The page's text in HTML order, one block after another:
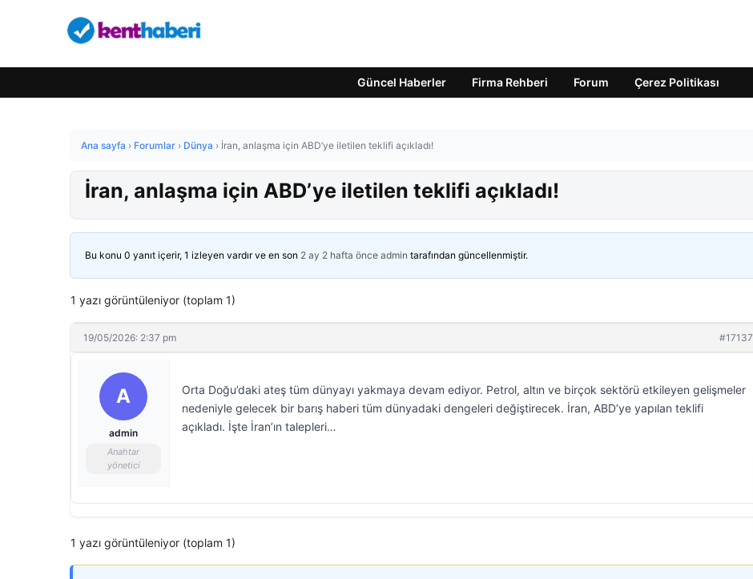
Güncel Haberler Firma Rehberi Forum Çerez Politikası
Ana sayfa › Forumlar › Dünya › İran, anlaşma için ABD’ye iletilen teklifi açıkladı!
İran, anlaşma için ABD’ye iletilen teklifi açıkladı!
Bu konu 0 yanıt içerir, 1 izleyen vardır ve en son 2 ay 2 hafta önce admin tarafından güncellenmiştir.
1 yazı görüntüleniyor (toplam 1)
19/05/2026: 2:37 pm #17137
A
admin
Anahtar
yönetici
Orta Doğu’daki ateş tüm dünyayı yakmaya devam ediyor. Petrol, altın ve birçok sektörü etkileyen gelişmeler
nedeniyle gelecek bir barış haberi tüm dünyadaki dengeleri değiştirecek. İran, ABD’ye yapılan teklifi
açıkladı. İşte İran’ın talepleri…
1 yazı görüntüleniyor (toplam 1)